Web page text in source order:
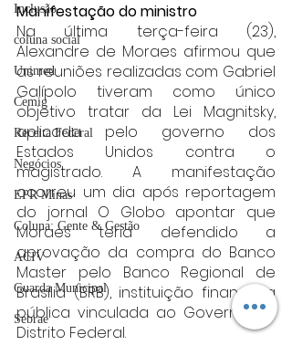
Inclusão
coluna social
Unimed
Cemig
Receita Federal
Negócios
EPR Minas
Coluna: Gente & Gestão
ACIV
Guarda Municipal
Sebrae
Manifestação do ministro
Na última terça-feira (23),
Alexandre de Moraes afirmou que
as reuniões realizadas com Gabriel
Galípolo tiveram como único
objetivo tratar da Lei Magnitsky,
aplicada pelo governo dos
Estados Unidos contra o
magistrado. A manifestação
ocorreu um dia após reportagem
do jornal O Globo apontar que
Moraes teria defendido a
aprovação da compra do Banco
Master pelo Banco Regional de
Brasília (BRB), instituição financeira
pública vinculada ao Governo do
Distrito Federal.